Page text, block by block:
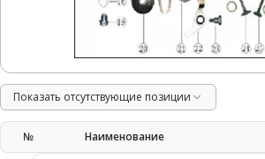
Показать отсутствующие позиции
№ Наименование